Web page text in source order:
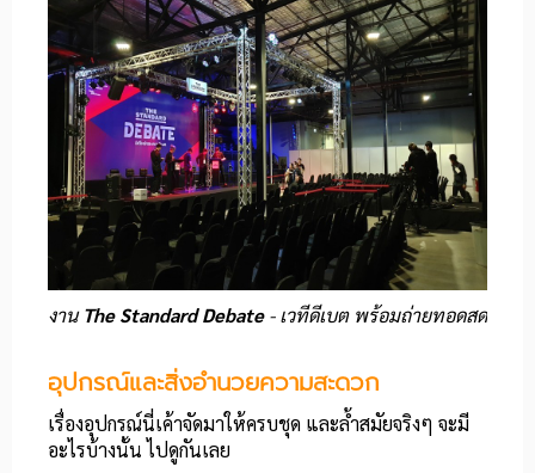
งานThe Standard Debate- เวทีดีเบต พร้อมถ่ายทอดสด
อุปกรณ์และสิ่งอำนวยความสะดวก
เรื่องอุปกรณ์นี่เค้าจัดมาให้ครบชุด และล้ำสมัยจริงๆ จะมี
อะไรบ้างนั้น ไปดูกันเลย